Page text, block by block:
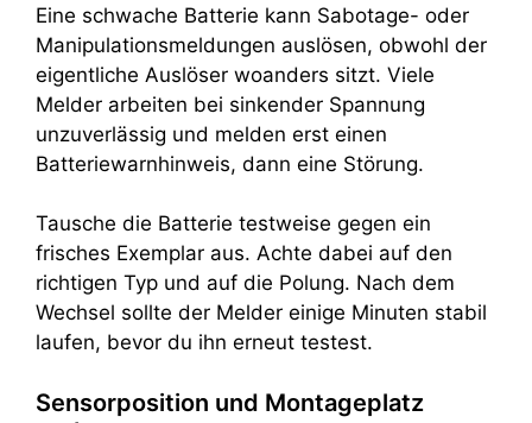
Eine schwache Batterie kann Sabotage- oder
Manipulationsmeldungen auslösen, obwohl der
eigentliche Auslöser woanders sitzt. Viele
Melder arbeiten bei sinkender Spannung
unzuverlässig und melden erst einen
Batteriewarnhinweis, dann eine Störung.
Tausche die Batterie testweise gegen ein
frisches Exemplar aus. Achte dabei auf den
richtigen Typ und auf die Polung. Nach dem
Wechsel sollte der Melder einige Minuten stabil
laufen, bevor du ihn erneut testest.
Sensorposition und Montageplatz